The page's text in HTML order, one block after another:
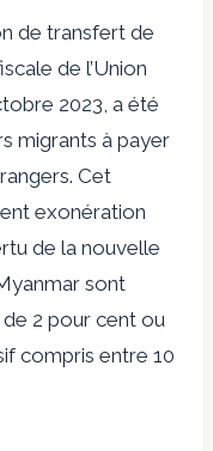
de transfert de
de l’Union
2023, a été
migrants à payer
Cet
exonération
de la nouvelle
sont
2 pour cent ou
compris entre 10